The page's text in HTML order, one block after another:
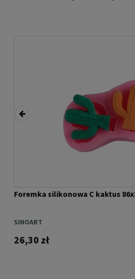
Foremka silikonowa C kaktus
SINOART
26,30 zł